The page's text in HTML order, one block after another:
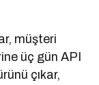
müşteri
üç gün API
çıkar,